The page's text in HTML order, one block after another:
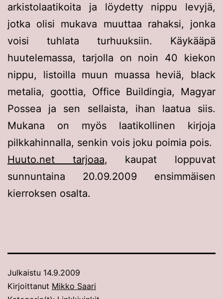
arkistolaatikoita ja löydetty nippu levyjä,
jotka olisi mukava muuttaa rahaksi, jonka
voisi tuhlata turhuuksiin. Käykääpä
huutelemassa, tarjolla on noin 40 kiekon
nippu, listoilla muun muassa heviä, black
metalia, goottia, Office Buildingia, Magyar
Possea ja sen sellaista, ihan laatua siis.
Mukana on myös laatikollinen kirjoja
pilkkahinnalla, senkin vois joku poimia pois.
Huuto.net tarjoaa, kaupat loppuvat
sunnuntaina 20.09.2009 ensimmäisen
kierroksen osalta.
Julkaistu 14.9.2009
Kirjoittanut Mikko Saari